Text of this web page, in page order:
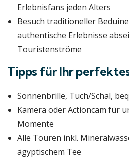
Erlebnisfans jeden Alters
Besuch traditioneller
authentische Erlebnisse
Touristenströme
Tipps für Ihr
Sonnenbrille, Tuch/Schal,
Kamera oder Actioncam für
Momente
Alle Touren inkl.
ägyptischem Tee